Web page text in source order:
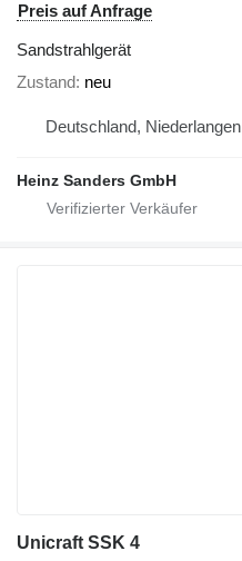
Preis auf Anfrage
Sandstrahlgerät
Zustand neu
Deutschland, Niederlangen
Heinz Sanders GmbH
Unicraft SSK 4